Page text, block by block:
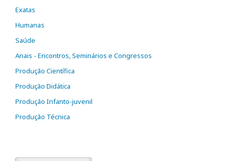
Exatas
Humanas
Saúde
Anais - Encontros, Seminários e Congressos
Produção Científica
Produção Didática
Produção Infanto-juvenil
Produção Técnica